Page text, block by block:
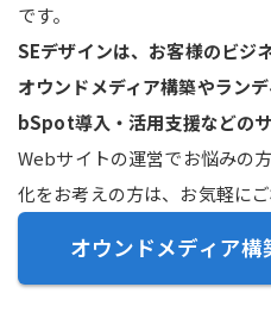
です。
SEデザインは、お客様のビジ
オウンドメディア構築やラン
bSpot導入・活用支援などの
Webサイトの運営でお悩みの
化をお考えの方は、お気軽にご
オウンドメディア